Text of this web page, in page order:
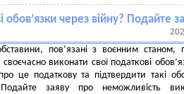
через війну? Подайте
пов’язані з воєнним станом,
виконати свої податкові
це податкову та підтвердити такі
заяву про неможливість